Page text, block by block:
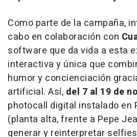
Como parte de la campaña,
cabo en colaboración con
software que da vida a esta
interactiva y única que
humor y concienciación
artificial. Así, del 7 al 19 de
photocall digital instalado en
(planta alta, frente a Pepe
generar y reinterpretar